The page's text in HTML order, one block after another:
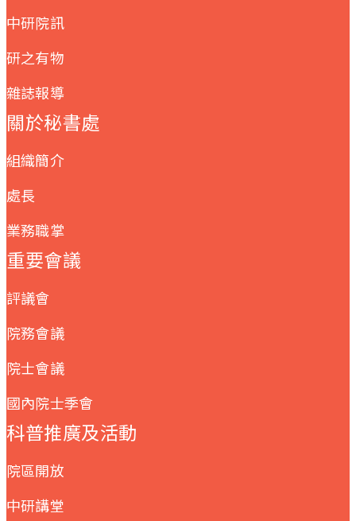
中研院訊
研之有物
雜誌報導
關於秘書處
組織簡介
處長
業務職掌
重要會議
評議會
院務會議
院士會議
國內院士季會
科普推廣及活動
院區開放
中研講堂